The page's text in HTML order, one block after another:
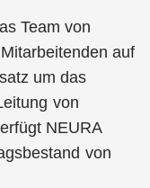
Team von
auf
um das
von
NEURA
von